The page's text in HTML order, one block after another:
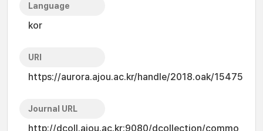
Language
kor
URI
https://aurora.ajou.ac.kr/handle/2018.oak/15475
Journal URL
http://dcoll.ajou.ac.kr:9080/dcollection/commo